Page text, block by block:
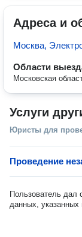
Адреса и
Москва,
Области
Московская
Услуги
Юристы для
Проведение
Пользователь дал
данных, указанных